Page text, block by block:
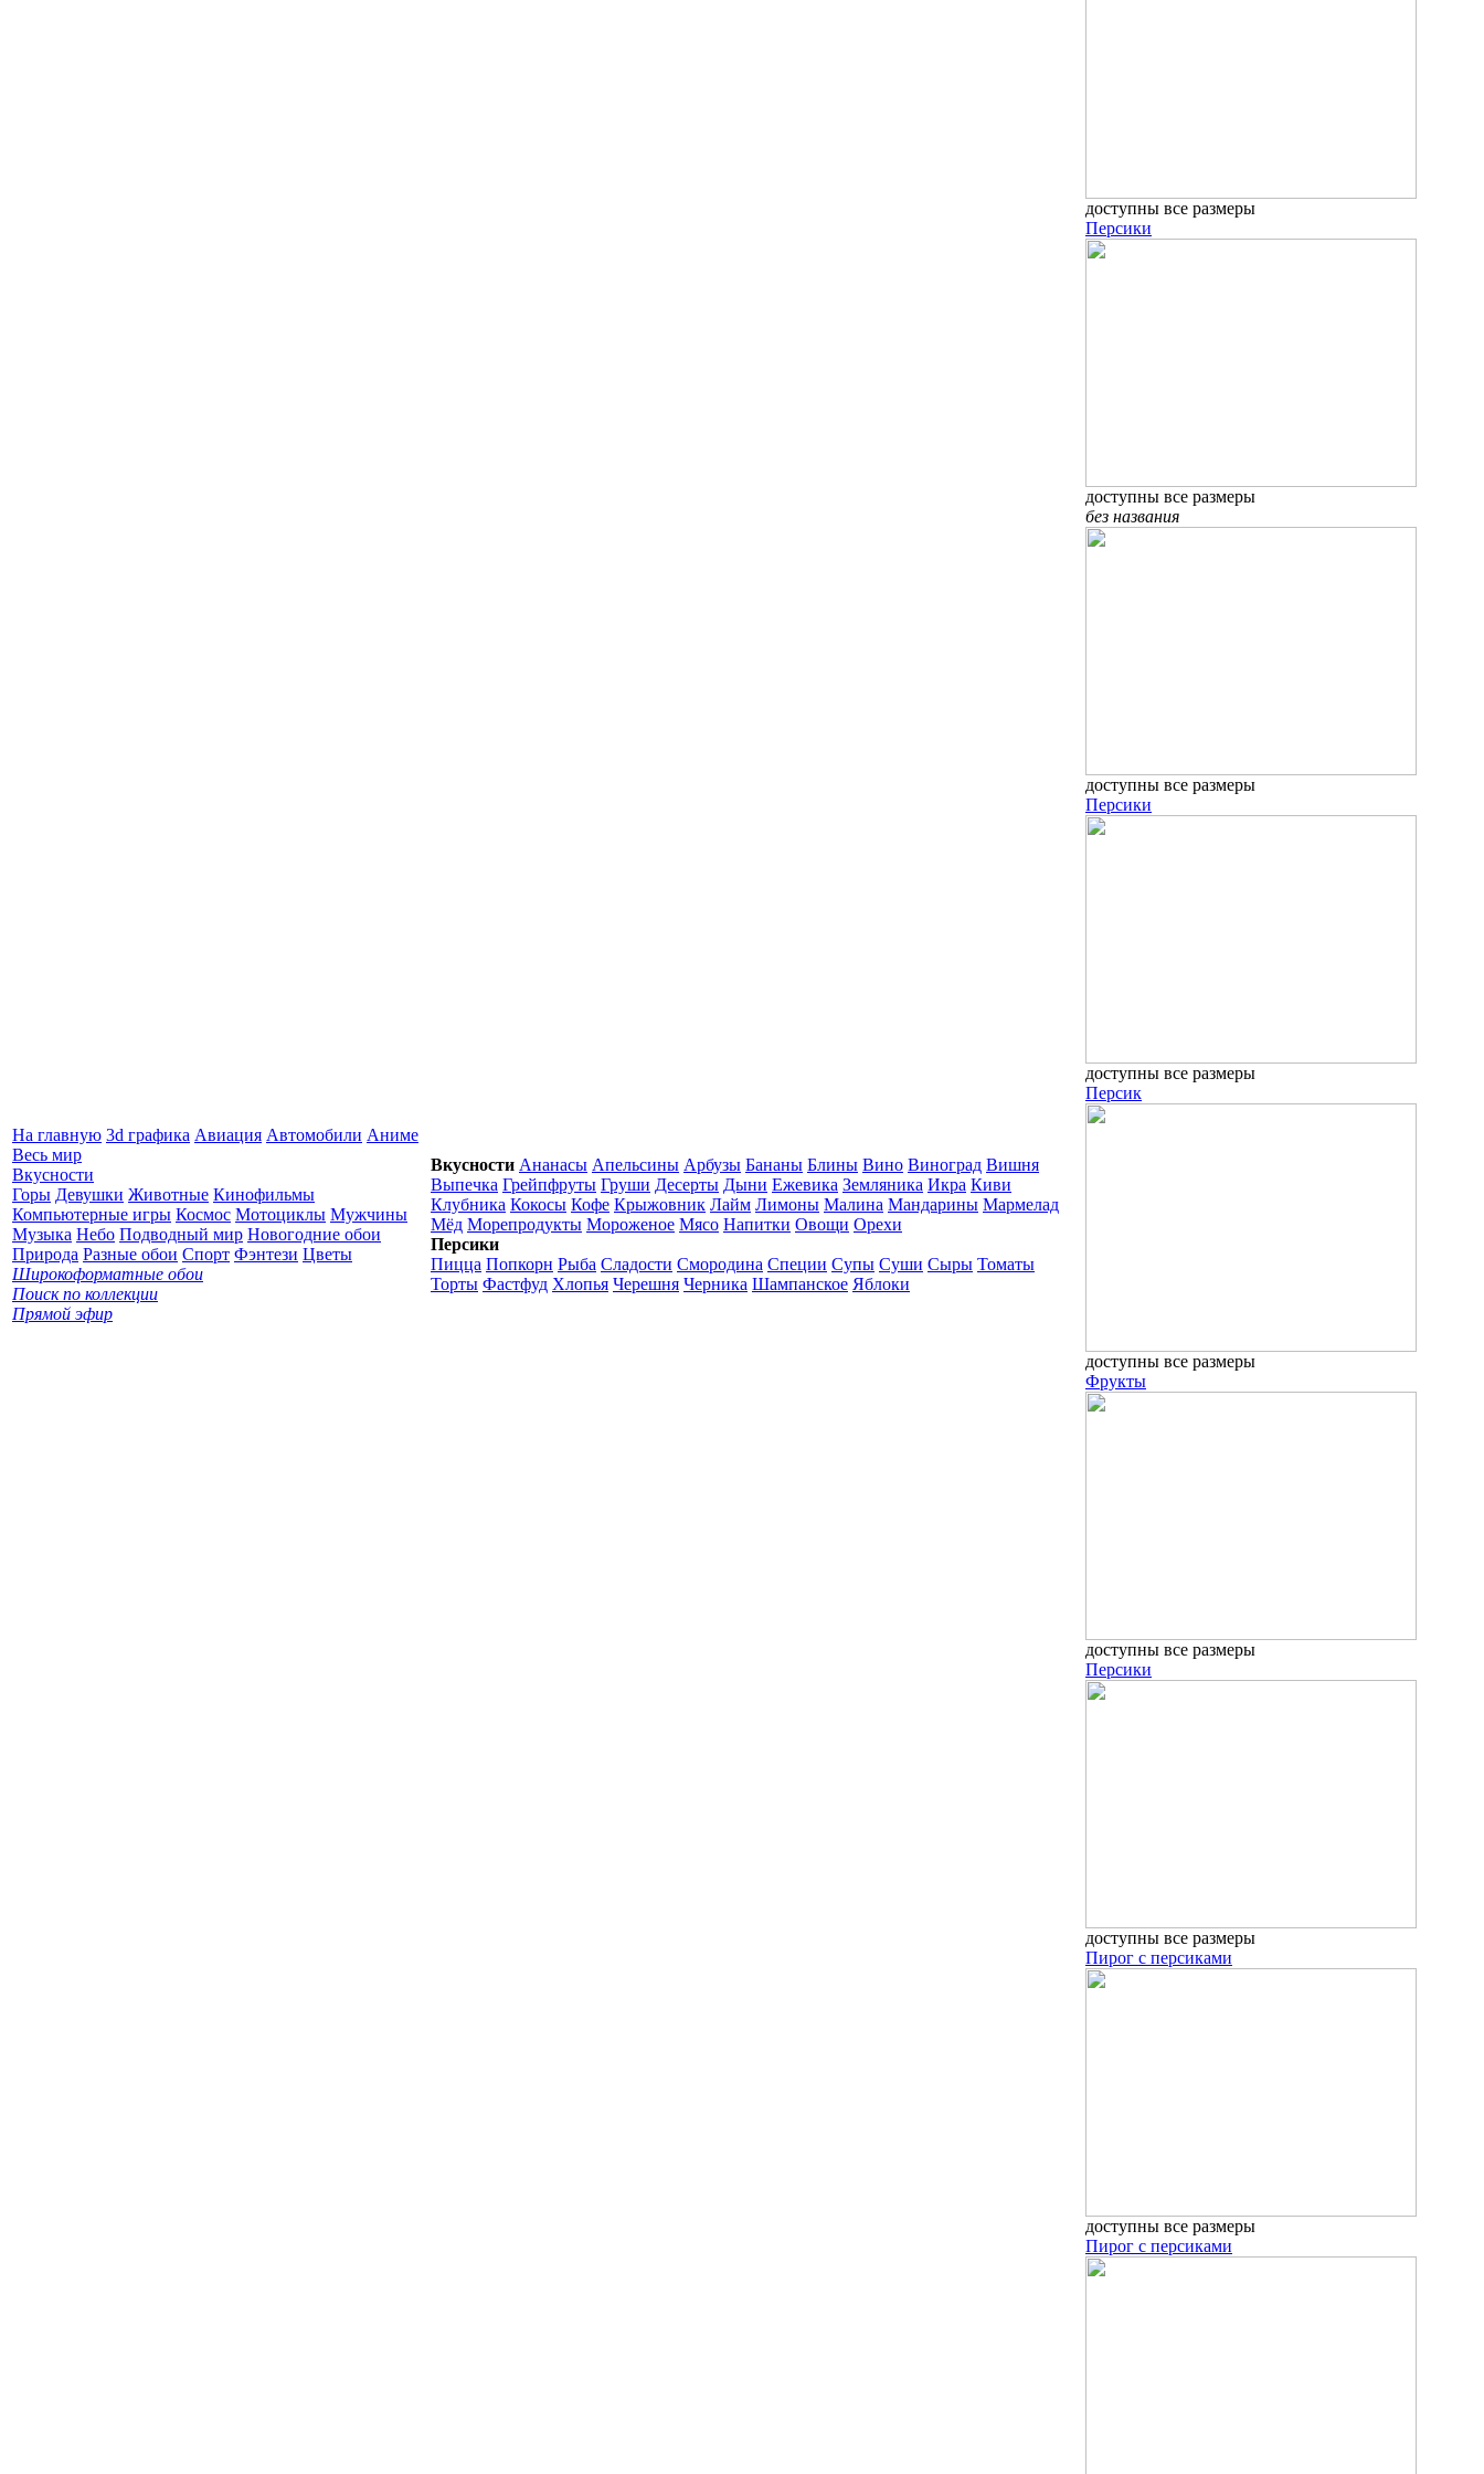
На главную 3d графика Авиация Автомобили Аниме
Весь мир
Вкусности
Горы Девушки Животные Кинофильмы
Компьютерные игры Космос Мотоциклы Мужчины
Музыка Небо Подводный мир Новогодние обои
Природа Разные обои Спорт Фэнтези Цветы
Широкоформатные обои
Поиск по коллекции
Прямой эфир
Вкусности Ананасы Апельсины Арбузы Бананы Блины Вино Виноград Вишня
Выпечка Грейпфруты Груши Десерты Дыни Ежевика Земляника Икра Киви
Клубника Кокосы Кофе Крыжовник Лайм Лимоны Малина Мандарины Мармелад
Мёд Морепродукты Мороженое Мясо Напитки Овощи Орехи
Персики
Пицца Попкорн Рыба Сладости Смородина Специи Супы Суши Сыры Томаты
Торты Фастфуд Хлопья Черешня Черника Шампанское Яблоки
доступны все размеры
Персики
доступны все размеры
без названия
доступны все размеры
Персики
доступны все размеры
Персик
доступны все размеры
Фрукты
доступны все размеры
Персики
доступны все размеры
Пирог с персиками
доступны все размеры
Пирог с персиками